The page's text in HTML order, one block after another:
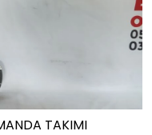
TAKIMI